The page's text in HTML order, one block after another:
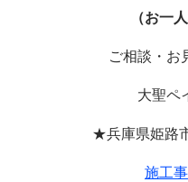
（お一
ご相談・お
大聖ペ
★兵庫県姫路
施工